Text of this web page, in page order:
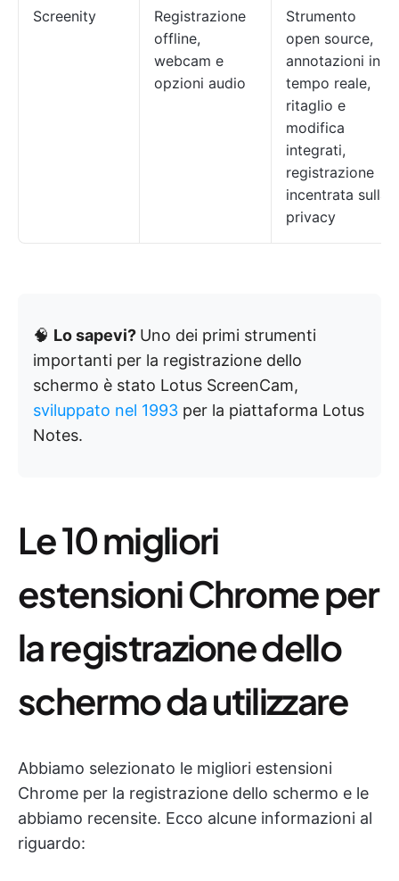
Screenity
Registrazione
offline,
webcam e
opzioni audio
Strumento
open source,
annotazioni in
tempo reale,
ritaglio e
modifica
integrati,
registrazione
incentrata sulla
privacy
🧠 Lo sapevi? Uno dei primi strumenti
importanti per la registrazione dello
schermo è stato Lotus ScreenCam,
sviluppato nel 1993 per la piattaforma Lotus
Notes.
Le 10 migliori
estensioni Chrome per
la registrazione dello
schermo da utilizzare
Abbiamo selezionato le migliori estensioni
Chrome per la registrazione dello schermo e le
abbiamo recensite. Ecco alcune informazioni al
riguardo: